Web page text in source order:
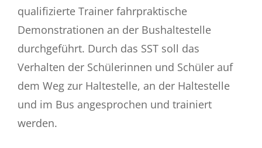
qualifizierte Trainer fahrpraktische
Demonstrationen an der Bushaltestelle
durchgeführt. Durch das SST soll das
Verhalten der Schülerinnen und Schüler auf
dem Weg zur Haltestelle, an der Haltestelle
und im Bus angesprochen und trainiert
werden.